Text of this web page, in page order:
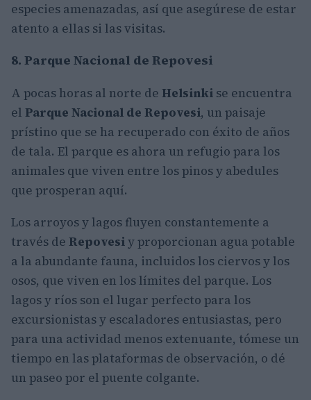
especies amenazadas, así que asegúrese de estar
atento a ellas si las visitas.
8. Parque Nacional de Repovesi
A pocas horas al norte de Helsinki se encuentra
el Parque Nacional de Repovesi, un paisaje
prístino que se ha recuperado con éxito de años
de tala. El parque es ahora un refugio para los
animales que viven entre los pinos y abedules
que prosperan aquí.
Los arroyos y lagos fluyen constantemente a
través de Repovesiy proporcionan agua potable
a la abundante fauna, incluidos los ciervos y los
osos, que viven en los límites del parque. Los
lagos y ríos son el lugar perfecto para los
excursionistas y escaladores entusiastas, pero
para una actividad menos extenuante, tómese un
tiempo en las plataformas de observación, o dé
un paseo por el puente colgante.